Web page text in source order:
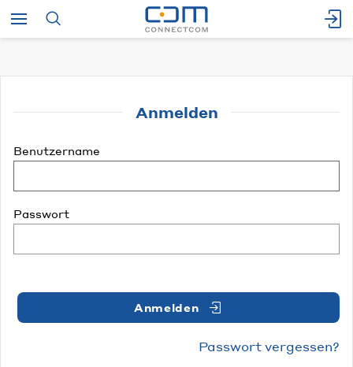
Anmelden
Benutzername
Passwort
Anmelden
Passwort vergessen?